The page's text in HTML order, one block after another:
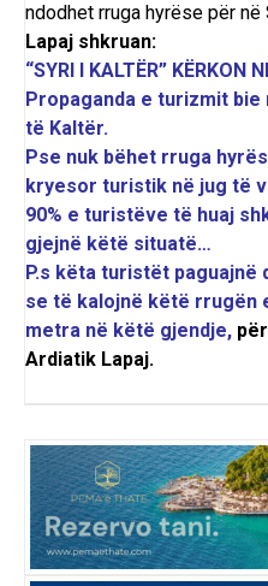
ndodhet rruga hyrëse për në
Lapaj shkruan:
“SYRI I KALTËR” KËRKON
Propaganda e turizmit
të Kaltër.
Pse nuk bëhet rruga
kryesor turistik në jug të
90% e turistëve të huaj
gjejnë këtë situatë…
P.s këta turistët paguajnë
se të kalojnë këtë rrugën
metra në këtë gjendje,
Ardiatik Lapaj.